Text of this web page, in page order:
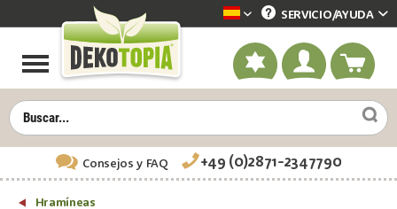
Dekotopia spanisch
SERVICIO/AYUDA
Consejos y FAQ +49 (0)2871-2347790
Hramíneas